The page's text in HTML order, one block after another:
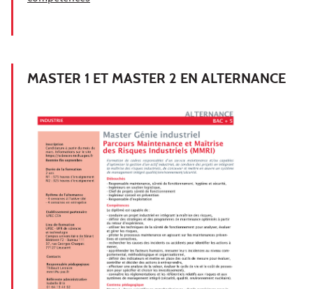
MASTER 1 ET MASTER 2 EN ALTERNANCE